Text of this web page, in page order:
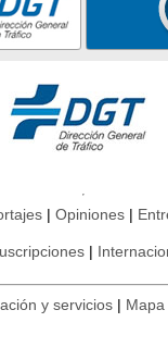
Opiniones
y servicios